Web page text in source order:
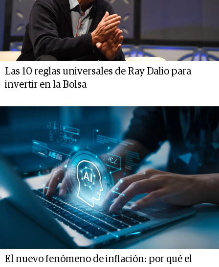
Las 10 reglas universales de Ray Dalio para
invertir en la Bolsa
El nuevo fenómeno de inflación: por qué el